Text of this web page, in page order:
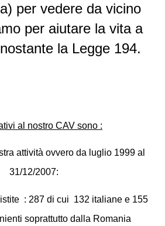
per vedere da vicino
per aiutare la vita a
la Legge 194.
al nostro CAV sono :
attività ovvero da luglio 1999 al
31/12/2007:
: 287 di cui 132 italiane e 155
soprattutto dalla Romania